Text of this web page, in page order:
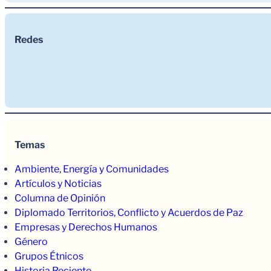
Redes
Temas
Ambiente, Energía y Comunidades
Artículos y Noticias
Columna de Opinión
Diplomado Territorios, Conflicto y Acuerdos de Paz
Empresas y Derechos Humanos
Género
Grupos Étnicos